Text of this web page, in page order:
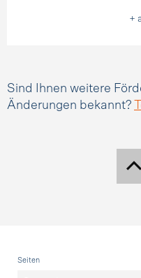
+
Sind Ihnen weitere
Änderungen bekannt?
Fusszeile
Seiten